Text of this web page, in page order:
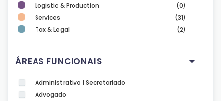
Logistic & Production
(0)
Services
(31)
Tax & Legal
(2)
ÁREAS FUNCIONAIS
Administrativo | Secretariado
Advogado